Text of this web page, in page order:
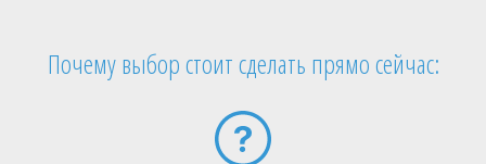
Почему выбор стоит сделать прямо сейчас: